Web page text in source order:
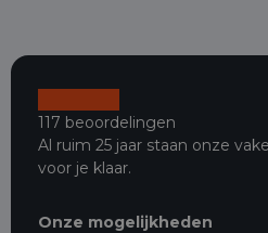
117 beoordelingen
Al ruim 25 jaar staan onze
voor je klaar.
Onze mogelijkheden